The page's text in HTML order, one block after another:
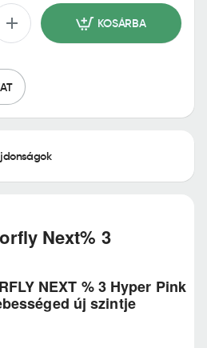
KOSÁRBA
Next% 3
NEXT % 3 Hyper Pink
új szintje